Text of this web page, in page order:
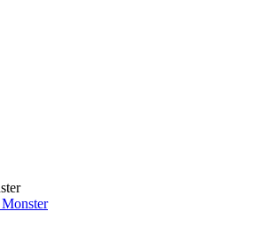
Monster